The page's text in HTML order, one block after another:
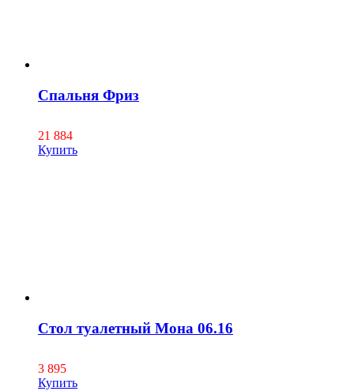
Спальня Фриз
21 884
Купить
Стол туалетный Мона 06.16
3 895
Купить